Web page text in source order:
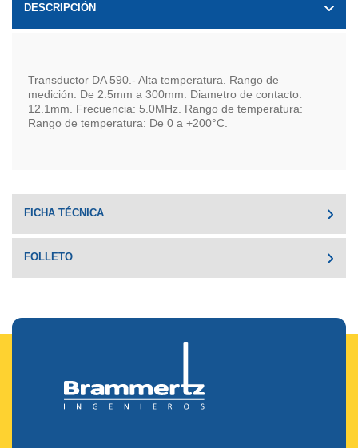
DESCRIPCIÓN
Transductor DA 590.- Alta temperatura. Rango de
medición: De 2.5mm a 300mm. Diametro de contacto:
12.1mm. Frecuencia: 5.0MHz. Rango de temperatura:
Rango de temperatura: De 0 a +200°C.
FICHA TÉCNICA
FOLLETO